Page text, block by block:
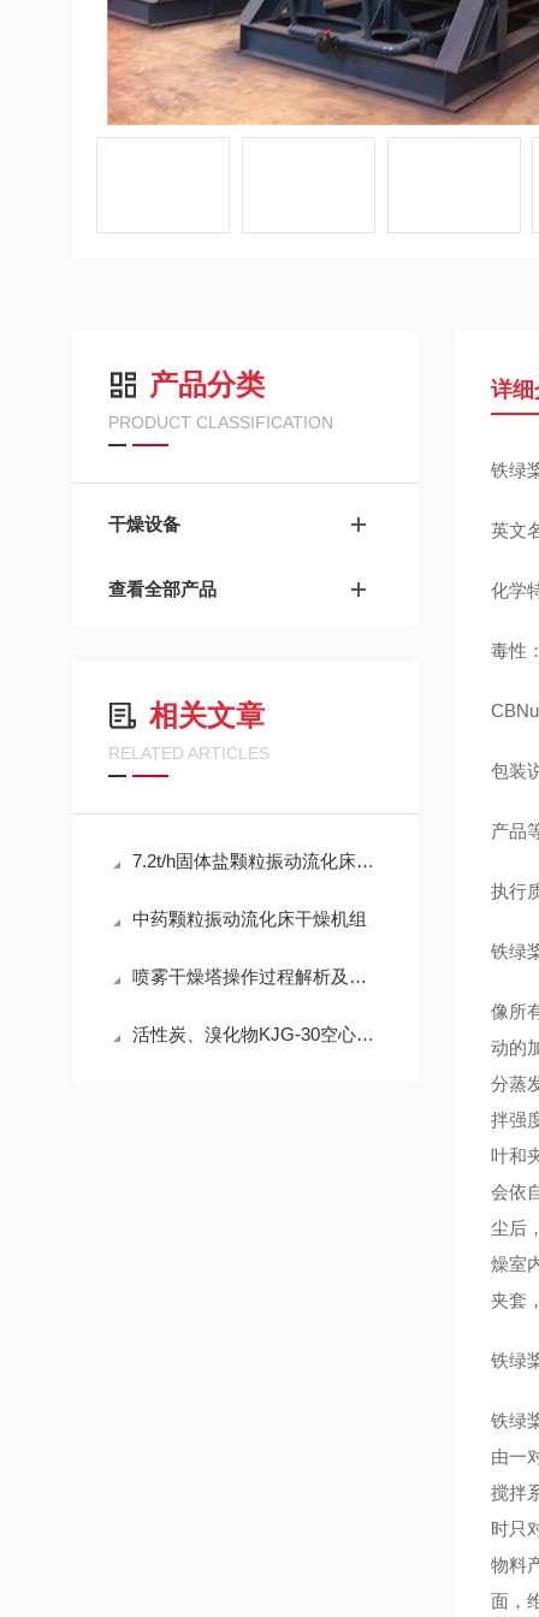
产品分类
PRODUCT CLASSIFICATION
干燥设备
查看全部产品
相关文章
RELATED ARTICLES
7.2t/h固体盐颗粒振动流化床干燥设备
中药颗粒振动流化床干燥机组
喷雾干燥塔操作过程解析及雾化的方式
活性炭、溴化物KJG-30空心桨叶干燥机
详细
铁绿
英文
化学
毒性
包装
产品
执行
铁绿
像所
动的
分蒸
拌强
叶和
会依
尘后
燥室
夹套
铁绿
铁绿
由一
搅拌
时只
物料
面，